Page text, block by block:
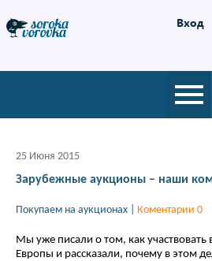
Вход
25 Июня 2015
Зарубежные аукционы – наши
Покупаем на аукционах Коментарии 0
Мы уже писали о том, как
Европы и рассказали, почему в этом